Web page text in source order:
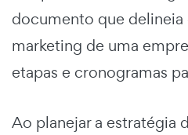
documento que
marketing de uma
etapas e cronogramas
Ao planejar a estratégia